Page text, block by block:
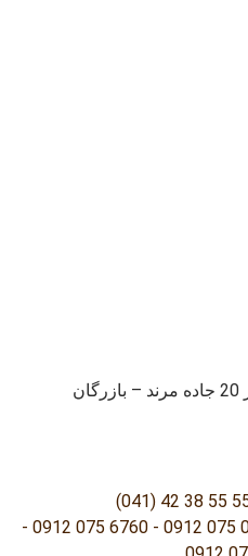
موبایل: 0500 075 0912 - 0400 075 0912 - 6760 075 0912 -